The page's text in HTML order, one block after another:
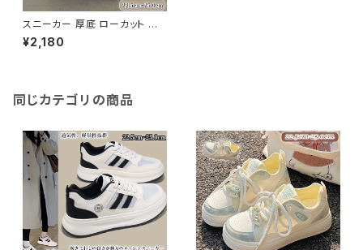
スニーカー 厚底 ローカット 軽
量 マジックテープ カジュアル
美脚スニーカー
¥2,180
同じカテゴリの商品